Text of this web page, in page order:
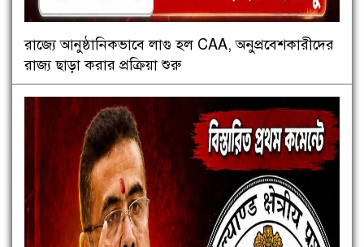
রাজ্যে আনুষ্ঠানিকভাবে লাগু হল CAA, অনুপ্রবেশকারীদের
রাজ্য ছাড়া করার প্রক্রিয়া শুরু